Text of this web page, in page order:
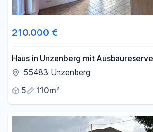
210.000 €
Haus in Unzenberg mit Ausbaureserve
55483 Unzenberg
5
110m²